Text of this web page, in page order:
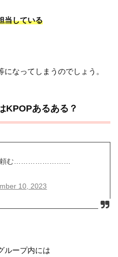
当している
なってしまうのでしょう。
KPOPあるある？
で頼む……………………
10, 2023
ループ内には